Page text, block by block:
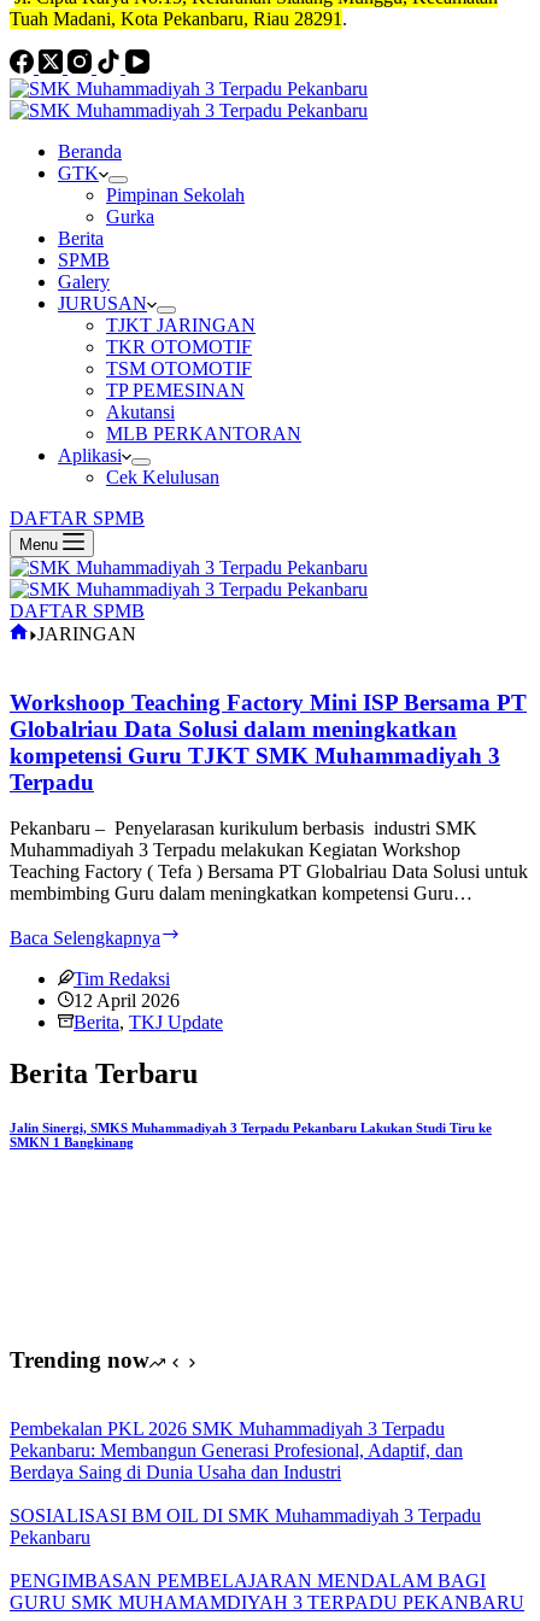
Tuah Madani, Kota Pekanbaru, Riau 28291 .
Beranda
GTK
Pimpinan Sekolah
Gurka
Berita
SPMB
Galery
JURUSAN
TJKT JARINGAN
TKR OTOMOTIF
TSM OTOMOTIF
TP PEMESINAN
Akutansi
MLB PERKANTORAN
Aplikasi
Cek Kelulusan
DAFTAR SPMB
Menu
DAFTAR SPMB
Home
JARINGAN
Workshoop Teaching Factory Mini ISP Bersama PT
Globalriau Data Solusi dalam meningkatkan
kompetensi Guru TJKT SMK Muhammadiyah 3
Terpadu
Pekanbaru – Penyelarasan kurikulum berbasis industri SMK
Muhammadiyah 3 Terpadu melakukan Kegiatan Workshop
Teaching Factory ( Tefa ) Bersama PT Globalriau Data Solusi untuk
membimbing Guru dalam meningkatkan kompetensi Guru…
Baca Selengkapnya
ISP
Globalriau
Solusi
Tim Redaksi
12 April 2026
Berita, TKJ Update
Berita Terbaru
Jalin Sinergi, SMKS Muhammadiyah 3 Terpadu Pekanbaru Lakukan Studi Tiru ke
SMKN 1 Bangkinang
Trending now
Pembekalan PKL 2026 SMK Muhammadiyah 3 Terpadu
Pekanbaru: Membangun Generasi Profesional, Adaptif, dan
Berdaya Saing di Dunia Usaha dan Industri
SOSIALISASI BM OIL DI SMK Muhammadiyah 3 Terpadu
Pekanbaru
PENGIMBASAN PEMBELAJARAN MENDALAM BAGI
GURU SMK MUHAMAMDIYAH 3 TERPADU PEKANBARU